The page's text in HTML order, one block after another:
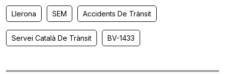
Llerona SEM Accidents De Trànsit
Servei Català De Trànsit BV-1433